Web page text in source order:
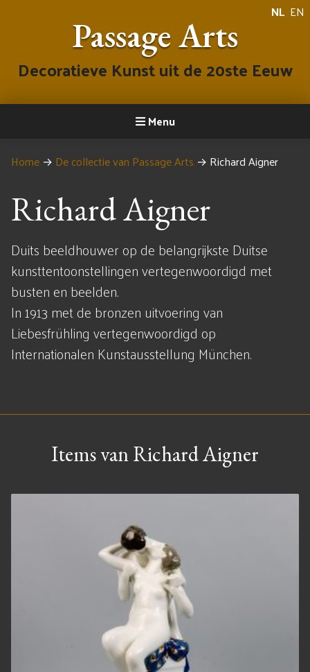
NL EN
Passage Arts
Decoratieve Kunst uit de 20ste Eeuw
Menu
Home → De collectie van Passage Arts → Richard Aigner
Richard Aigner
Duits beeldhouwer op de belangrijkste Duitse
kunsttentoonstellingen vertegenwoordigd met
busten en beelden.
In 1913 met de bronzen uitvoering van
Liebesfrühling vertegenwoordigd op
Internationalen Kunstausstellung München.
Items van Richard Aigner